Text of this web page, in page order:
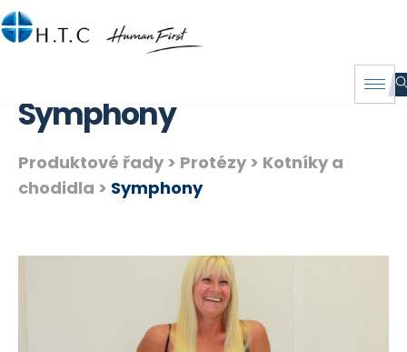
Symphony
Produktové řady > Protézy > Kotníky a
chodidla > Symphony